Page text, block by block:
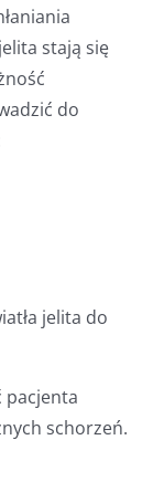
stają się
do
jelita do
pacjenta
schorzeń.